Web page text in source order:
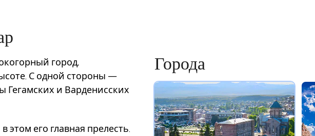
Города
город,
С одной стороны —
Гегамских и Варденисских
этом его главная прелесть.